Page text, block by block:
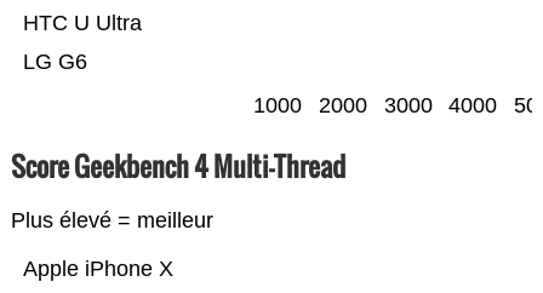
LG G6
HTC U Ultra
1000 2000 3000 4000
Score Geekbench 4 Multi-Thread
Plus élevé = meilleur
Apple iPhone X